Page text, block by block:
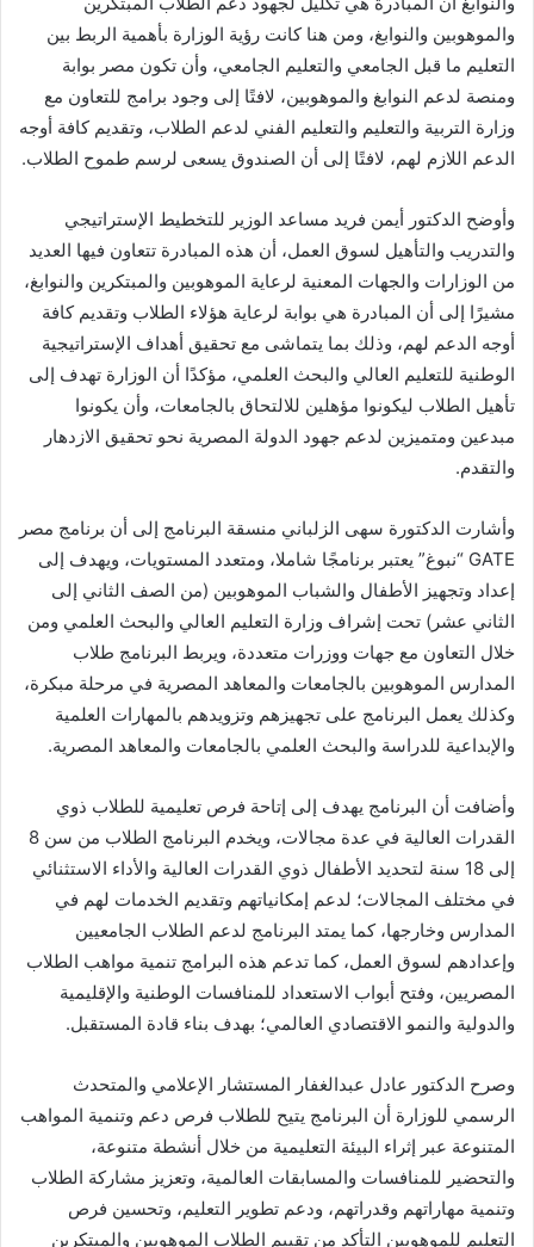
والموهوبين والنوابغ، ومن هنا كانت رؤية الوزارة بأهمية الربط بين
التعليم ما قبل الجامعي والتعليم الجامعي، وأن تكون مصر بوابة
ومنصة لدعم النوابغ والموهوبين، لافتًا إلى وجود برامج للتعاون مع
وزارة التربية والتعليم والتعليم الفني لدعم الطلاب، وتقديم كافة أوجه
الدعم اللازم لهم، لافتًا إلى أن الصندوق يسعى لرسم طموح الطلاب.
وأوضح الدكتور أيمن فريد مساعد الوزير للتخطيط الإستراتيجي
والتدريب والتأهيل لسوق العمل، أن هذه المبادرة تتعاون فيها العديد
من الوزارات والجهات المعنية لرعاية الموهوبين والمبتكرين والنوابغ،
مشيرًا إلى أن المبادرة هي بوابة لرعاية هؤلاء الطلاب وتقديم كافة
أوجه الدعم لهم، وذلك بما يتماشى مع تحقيق أهداف الإستراتيجية
الوطنية للتعليم العالي والبحث العلمي، مؤكدًا أن الوزارة تهدف إلى
تأهيل الطلاب ليكونوا مؤهلين للالتحاق بالجامعات، وأن يكونوا
مبدعين ومتميزين لدعم جهود الدولة المصرية نحو تحقيق الازدهار
والتقدم.
وأشارت الدكتورة سهى الزلباني منسقة البرنامج إلى أن برنامج مصر
GATE “نبوغ” يعتبر برنامجًا شاملا، ومتعدد المستويات، ويهدف إلى
إعداد وتجهيز الأطفال والشباب الموهوبين (من الصف الثاني إلى
الثاني عشر) تحت إشراف وزارة التعليم العالي والبحث العلمي ومن
خلال التعاون مع جهات ووزرات متعددة، ويربط البرنامج طلاب
المدارس الموهوبين بالجامعات والمعاهد المصرية في مرحلة مبكرة،
وكذلك يعمل البرنامج على تجهيزهم وتزويدهم بالمهارات العلمية
والإبداعية للدراسة والبحث العلمي بالجامعات والمعاهد المصرية.
وأضافت أن البرنامج يهدف إلى إتاحة فرص تعليمية للطلاب ذوي
القدرات العالية في عدة مجالات، ويخدم البرنامج الطلاب من سن 8
إلى 18 سنة لتحديد الأطفال ذوي القدرات العالية والأداء الاستثنائي
في مختلف المجالات؛ لدعم إمكانياتهم وتقديم الخدمات لهم في
المدارس وخارجها، كما يمتد البرنامج لدعم الطلاب الجامعيين
وإعدادهم لسوق العمل، كما تدعم هذه البرامج تنمية مواهب الطلاب
المصريين، وفتح أبواب الاستعداد للمنافسات الوطنية والإقليمية
والدولية والنمو الاقتصادي العالمي؛ بهدف بناء قادة المستقبل.
وصرح الدكتور عادل عبدالغفار المستشار الإعلامي والمتحدث
الرسمي للوزارة أن البرنامج يتيح للطلاب فرص دعم وتنمية المواهب
المتنوعة عبر إثراء البيئة التعليمية من خلال أنشطة متنوعة،
والتحضير للمنافسات والمسابقات العالمية، وتعزيز مشاركة الطلاب
وتنمية مهاراتهم وقدراتهم، ودعم تطوير التعليم، وتحسين فرص
التعليم للموهوبين التأكد من تقييم الطلاب الموهوبين والمبتكرين